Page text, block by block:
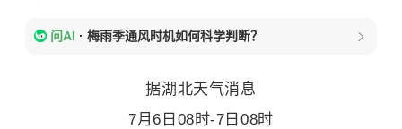
问AI · 梅雨季通风时机如何科学判断？
据湖北天气消息
7月6日08时-7日08时